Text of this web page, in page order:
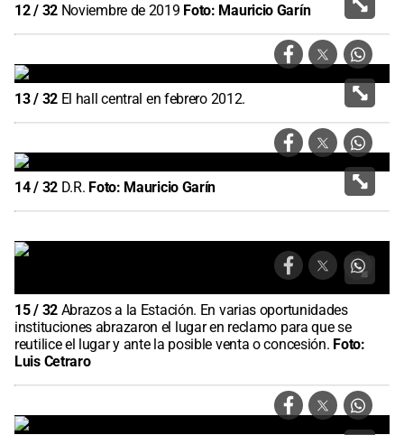
12/ 32 Noviembre de 2019 Foto: Mauricio Garín
13/ 32 El hall central en febrero 2012.
14/ 32 D.R. Foto: Mauricio Garín
15/ 32 Abrazos a la Estación. En varias oportunidades
instituciones abrazaron el lugar en reclamo para que se
reutilice el lugar y ante la posible venta o concesión. Foto:
Luis Cetraro